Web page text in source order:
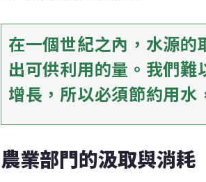
在一個世紀之內，水源
出可供利用的量。我們
增長，所以必須節約用水
農業部門的汲取與消耗